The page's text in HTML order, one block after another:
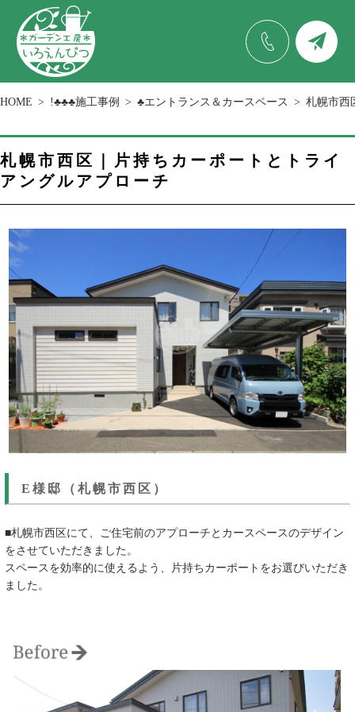
HOME !♣♣♣施工事例 ♣エントランス＆カースペース 札幌市西
札幌市西区｜片持ちカーポートとトライ
アングルアプローチ
E様邸（札幌市西区）
■札幌市西区にて、ご住宅前のアプローチとカースペースのデザイン
をさせていただきました。
スペースを効率的に使えるよう、片持ちカーポートをお選びいただき
ました。